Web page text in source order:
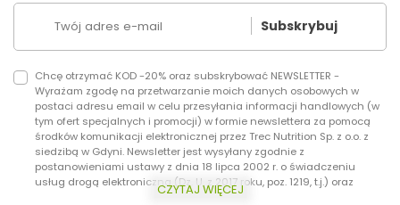
Subskrybuj
Chcę otrzymać KOD -20% oraz subskrybować NEWSLETTER -
Wyrażam zgodę na przetwarzanie moich danych osobowych w
postaci adresu email w celu przesyłania informacji handlowych (w
tym ofert specjalnych i promocji) w formie newslettera za pomocą
środków komunikacji elektronicznej przez Trec Nutrition Sp. z o.o. z
siedzibą w Gdyni. Newsletter jest wysyłany zgodnie z
postanowieniami ustawy z dnia 18 lipca 2002 r. o świadczeniu
usług drogą elektroniczną (Dz. U. z 2017 roku, poz. 1219, t.j.) oraz
ustawy z dnia 16 lipca 2004 r. Prawo telekomunikacyjne (Dz.U. z 2017
CZYTAJ WIĘCEJ